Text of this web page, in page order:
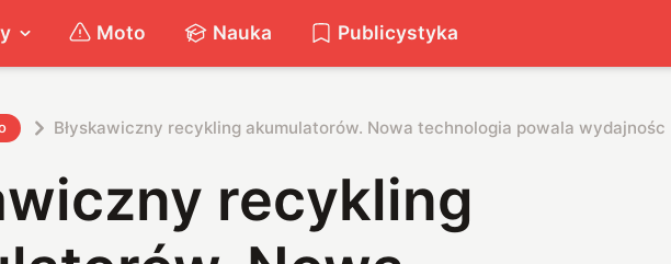
Moto Nauka Publicystyka
Błyskawiczny recykling akumulatorów. Nowa technologia powala wydajnością
recykling